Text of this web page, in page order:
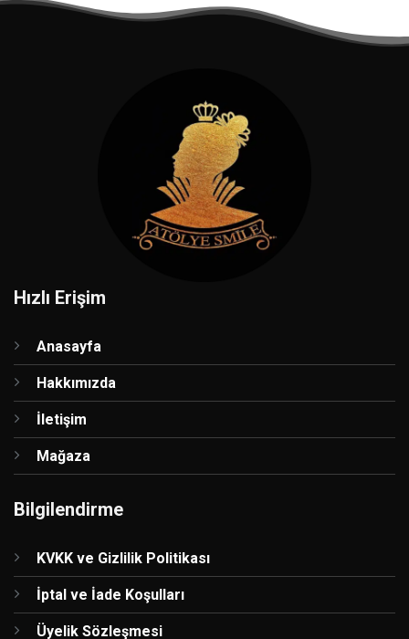
Hızlı Erişim
Anasayfa
Hakkımızda
İletişim
Mağaza
Bilgilendirme
KVKK ve Gizlilik Politikası
İptal ve İade Koşulları
Üyelik Sözleşmesi